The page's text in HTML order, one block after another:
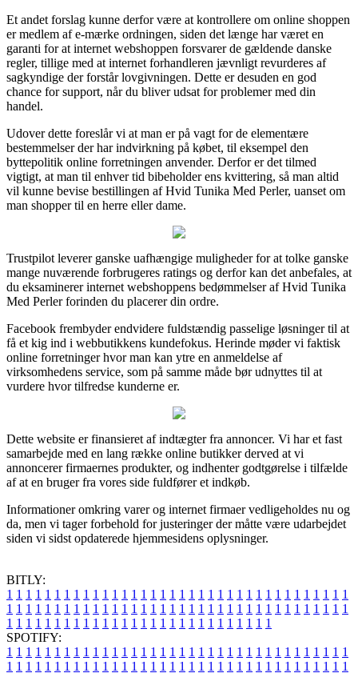
Et andet forslag kunne derfor være at kontrollere om online shoppen
er medlem af e-mærke ordningen, siden det længe har været en
garanti for at internet webshoppen forsvarer de gældende danske
regler, tillige med at internet forhandleren jævnligt revurderes af
sagkyndige der forstår lovgivningen. Dette er desuden en god
chance for support, når du bliver udsat for problemer med din
handel.
Udover dette foreslår vi at man er på vagt for de elementære
bestemmelser der har indvirkning på købet, til eksempel den
byttepolitik online forretningen anvender. Derfor er det tilmed
vigtigt, at man til enhver tid bibeholder ens kvittering, så man altid
vil kunne bevise bestillingen af Hvid Tunika Med Perler, uanset om
man shopper til en herre eller dame.
Trustpilot leverer ganske uafhængige muligheder for at tolke ganske
mange nuværende forbrugeres ratings og derfor kan det anbefales, at
du eksaminerer internet webshoppens bedømmelser af Hvid Tunika
Med Perler forinden du placerer din ordre.
Facebook frembyder endvidere fuldstændig passelige løsninger til at
få et kig ind i webbutikkens kundefokus. Herinde møder vi faktisk
online forretninger hvor man kan ytre en anmeldelse af
virksomhedens service, som på samme måde bør udnyttes til at
vurdere hvor tilfredse kunderne er.
Dette website er finansieret af indtægter fra annoncer. Vi har et fast
samarbejde med en lang række online butikker derved at vi
annoncerer firmaernes produkter, og indhenter godtgørelse i tilfælde
af at en bruger fra vores side fuldfører et indkøb.
Informationer omkring varer og internet firmaer vedligeholdes nu og
da, men vi tager forbehold for justeringer der måtte være udarbejdet
siden vi sidst opdaterede hjemmesidens oplysninger.
BITLY:
1 1 1 1 1 1 1 1 1 1 1 1 1 1 1 1 1 1 1 1 1 1 1 1 1 1 1 1 1 1 1 1 1 1 1 1
1 1 1 1 1 1 1 1 1 1 1 1 1 1 1 1 1 1 1 1 1 1 1 1 1 1 1 1 1 1 1 1 1 1 1 1
1 1 1 1 1 1 1 1 1 1 1 1 1 1 1 1 1 1 1 1 1 1 1 1 1 1 1 1
SPOTIFY:
1 1 1 1 1 1 1 1 1 1 1 1 1 1 1 1 1 1 1 1 1 1 1 1 1 1 1 1 1 1 1 1 1 1 1 1
1 1 1 1 1 1 1 1 1 1 1 1 1 1 1 1 1 1 1 1 1 1 1 1 1 1 1 1 1 1 1 1 1 1 1 1